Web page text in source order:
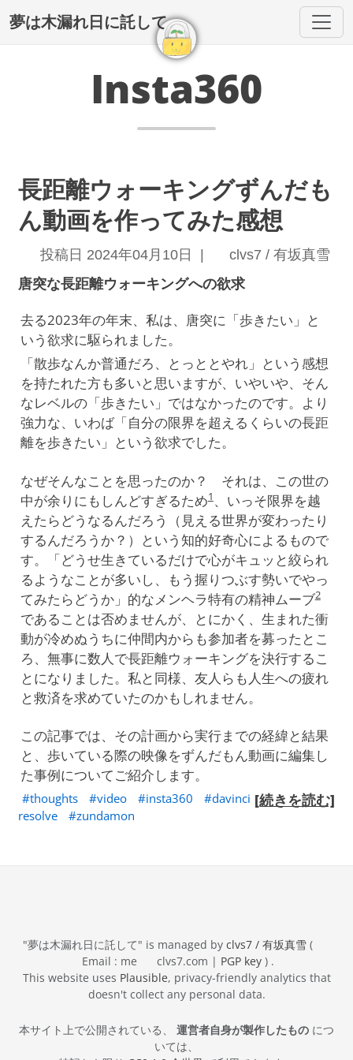
夢は木漏れ日に託して
Insta360
長距離ウォーキングずんだも
ん動画を作ってみた感想
投稿日 2024年04月10日 | clvs7 / 有坂真雪
唐突な長距離ウォーキングへの欲求
去る2023年の年末、私は、唐突に「歩きたい」と
いう欲求に駆られました。
「散歩なんか普通だろ、とっととやれ」という感想
を持たれた方も多いと思いますが、いやいや、そん
なレベルの「歩きたい」ではなかったのです。より
強力な、いわば「自分の限界を超えるくらいの長距
離を歩きたい」という欲求でした。
なぜそんなことを思ったのか？ それは、この世の
中が余りにもしんどすぎるため1、いっそ限界を越
えたらどうなるんだろう（見える世界が変わったり
するんだろうか？）という知的好奇心によるもので
す。「どうせ生きているだけで心がキュッと絞られ
るようなことが多いし、もう握りつぶす勢いでやっ
てみたらどうか」的なメンヘラ特有の精神ムーブ2
であることは否めませんが、とにかく、生まれた衝
動が冷めぬうちに仲間内からも参加者を募ったとこ
ろ、無事に数人で長距離ウォーキングを決行するこ
とになりました。私と同様、友人らも人生への疲れ
と救済を求めていたのかもしれません。
この記事では、その計画から実行までの経緯と結果
と、歩いている際の映像をずんだもん動画に編集し
た事例についてご紹介します。
[続きを読む]
thoughts video insta360
davinci
resolve
zundamon
"夢は木漏れ日に託して" is managed byclvs7 / 有坂真雪 (
Email : me
clvs7.com | PGP key ) .
This website uses Plausible, privacy-friendly analytics that
doesn't collect any personal data.
本サイト上で公開されている、 運営者自身が製作したもの につ
いては、